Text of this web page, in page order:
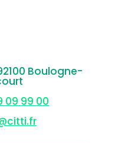
Boulogne-
09 99 00